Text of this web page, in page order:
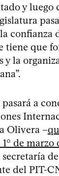
y luego
confianza
tiene que
y la
a
Olivera –
de marzo
del PIT-